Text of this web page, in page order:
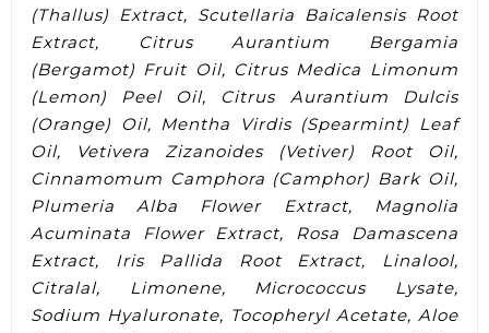
(Thallus) Extract, Scutellaria Baicalensis Root
Extract, Citrus Aurantium Bergamia
(Bergamot) Fruit Oil, Citrus Medica Limonum
(Lemon) Peel Oil, Citrus Aurantium Dulcis
(Orange) Oil, Mentha Virdis (Spearmint) Leaf
Oil, Vetivera Zizanoides (Vetiver) Root Oil,
Cinnamomum Camphora (Camphor) Bark Oil,
Plumeria Alba Flower Extract, Magnolia
Acuminata Flower Extract, Rosa Damascena
Extract, Iris Pallida Root Extract, Linalool,
Citralal, Limonene, Micrococcus Lysate,
Sodium Hyaluronate, Tocopheryl Acetate, Aloe